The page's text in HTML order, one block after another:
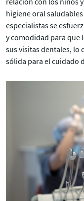
higiene oral
especialistas se
y comodidad para que
sus visitas dentales, lo
sólida para el cuidado